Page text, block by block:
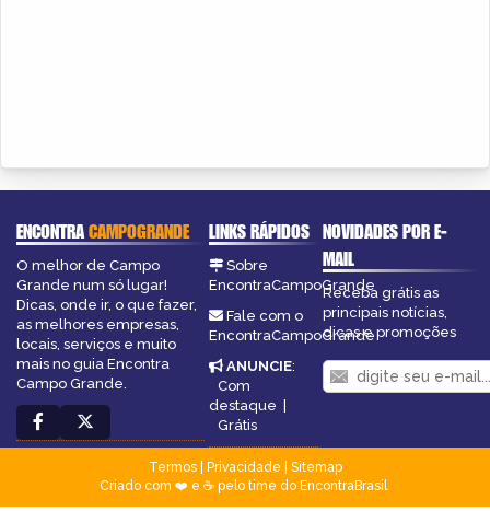
ENCONTRACAMPOGRANDE
O melhor de Campo
Grande num só lugar!
Dicas, onde ir, o que fazer,
as melhores empresas,
locais, serviços e muito
mais no guia Encontra
Campo Grande.
LINKS RÁPIDOS
Sobre
EncontraCampoGrande
Fale com o
EncontraCampoGrande
ANUNCIE:
Com
destaque |
Grátis
NOVIDADES POR E-
MAIL
Receba grátis as
principais notícias,
dicas e promoções
Termos| Privacidade
Sitemap
Criado com ❤️ e ☕ pelo time do EncontraBrasil